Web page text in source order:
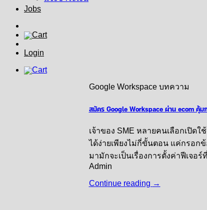
Jobs
Login
Google Workspace บทความ
สมัคร Google Workspace ผ่าน ecom คุ้ม
เจ้าของ SME หลายคนเลือกเปิดใ
ได้ง่ายเพียงไม่กี่ขั้นตอน แค่กรอก
มามักจะเป็นเรื่องการตั้งค่าฟีเจ
Admin
Continue reading →